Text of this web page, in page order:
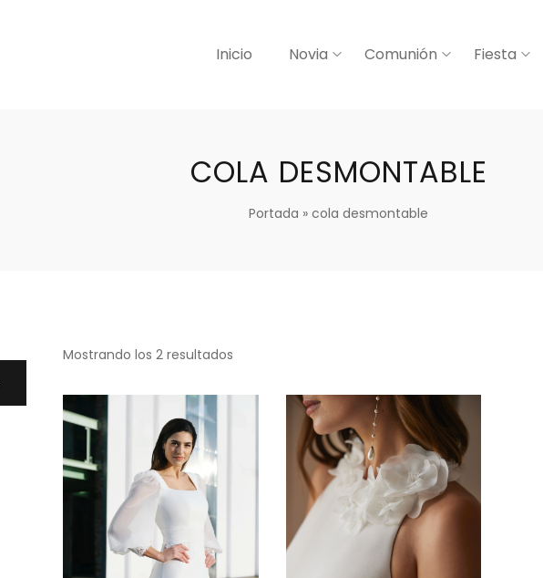
Inicio Novia Comunión Fiesta
COLA DESMONTABLE
Portada »cola desmontable
Mostrando los 2 resultados